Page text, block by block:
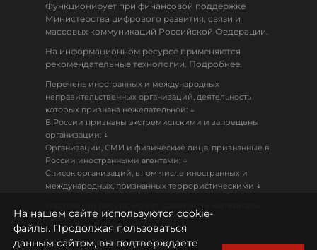
Функционирует при финансовой поддержке
Министерства цифрового развития, связи и
массовых коммуникаций Российской Федерации.
На информационном ресурсе применяются
рекомендательные технологии. Подробнее.
Перечень иностранных и международных
неправительственных организаций, деятельность
которых признана нежелательной: ↓
В России признаны экстремистскими и запрещены
организации: ↓
Организации, СМИ и физические лица, признанные в
России иностранными агентами: ↓
Список организаций, в том числе иностранных и
международных, признанных террористическими ↓
18+
Политика конфиденциальности
На нашем сайте используются cookie-
файлы. Продолжая пользоваться
данным сайтом, вы подтверждаете